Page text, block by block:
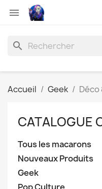

search
Accueil Geek
CATALOGUE
Tous les macarons
Nouveaux Produits
Geek